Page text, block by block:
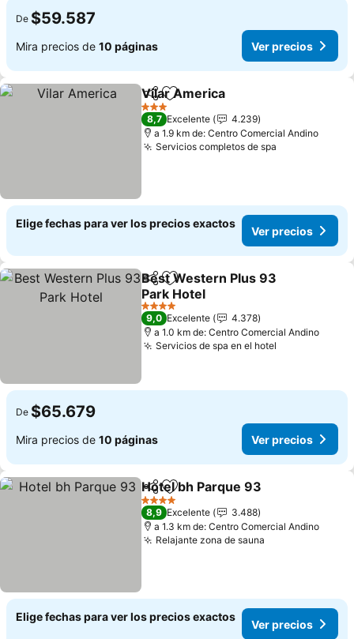
De $59.587
Mira precios de 10 páginas Ver precios
CompartirAgregar a favoritos
Vilar America
3 Estrellas
8,7 Excelente
4.239
a 1.9 km de: Centro Comercial Andino
Servicios completos de spa
Elige fechas para ver los precios exactos
Ver precios
CompartirAgregar a favoritos
Best Western Plus 93
Park Hotel
Ver precios
4 Estrellas
9,0 Excelente
4.378
a 1.0 km de: Centro Comercial Andino
Servicios de spa en el hotel
De $65.679
Mira precios de 10 páginas Ver precios
CompartirAgregar a favoritos
Hotel bh Parque 93
4 Estrellas
8,9 Excelente
3.488
a 1.3 km de: Centro Comercial Andino
Relajante zona de sauna
Elige fechas para ver los precios exactos
Ver precios